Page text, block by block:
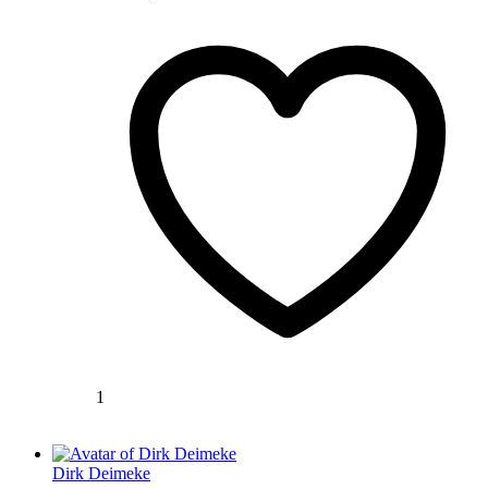
1
Dirk Deimeke